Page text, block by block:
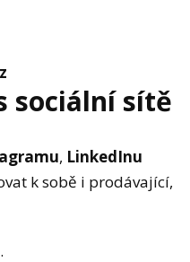
sociální sítě
, LinkedInu
k sobě i prodávající,